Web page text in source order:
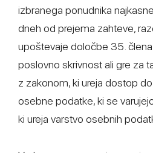
izbranega ponudnika
dneh od prejema zahteve,
upoštevaje določbe 35.
poslovno skrivnost ali gre za
z zakonom, ki ureja dostop
osebne podatke, ki se
ki ureja varstvo osebnih